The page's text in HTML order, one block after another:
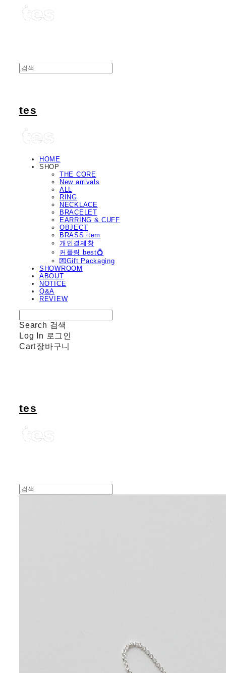
tes
HOME
SHOP
THE CORE
New arrivals
ALL
RING
NECKLACE
BRACELET
EARRING & CUFF
OBJECT
BRASS item
개인결제창
커플링 best💍
💌Gift Packaging
SHOWROOM
ABOUT
NOTICE
Q&A
REVIEW
Search 검색
Log In 로그인
Cart장바구니
tes